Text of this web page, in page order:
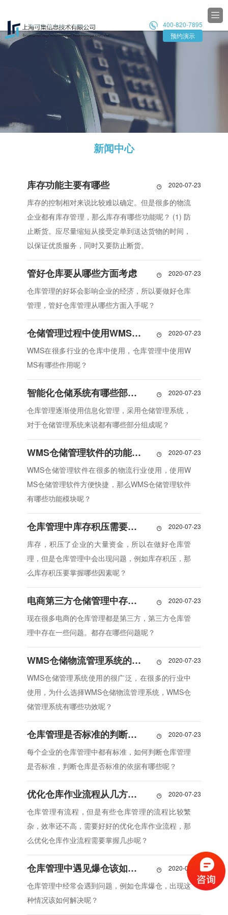

预约演示
 400-820-7895
新闻中心
库存功能主要有哪些 2020-07-23
库存的控制相对来说比较难以确定。但是很多的物流
企业都有库存管理，那么库存有哪些功能呢？ (1) 防
止断货。应尽量缩短从接受定单到送达货物的时间，
以保证优质服务，同时又要防止断货。
管好仓库要从哪些方面考虑 2020-07-23
仓库管理的好坏会影响企业的经济，所以要做好仓库
管理，管好仓库管理从哪些方面入手呢？
仓储管理过程中使用WMS有哪些作用 2020-07-23
WMS在很多行业的仓库中使用，仓库管理中使用W
MS有哪些作用呢？
智能化仓储系统有哪些部分组成 2020-07-23
仓库管理逐渐使用信息化管理，采用仓储管理系统，
对于仓储管理系统来说都有哪些部分组成呢？
WMS仓储管理软件的功能模块，你了解多少 2020-07-23
WMS仓储管理软件在很多的物流行业使用，使用W
MS仓储管理软件方便快捷，那么WMS仓储管理软件
有哪些功能模块呢？
仓库管理中库存积压需要掌握哪些因素 2020-07-23
库存，积压了企业的大量资金，所以在做好仓库管
理，但是仓库管理中会出现问题，例如库存积压，那
么库存积压要掌握哪些因素呢？
电商第三方仓储管理中存在哪些问题 2020-07-23
现在很多电商的仓库管理都是第三方，第三方仓库管
理中存在一些问题。都存在哪些问题呢？
WMS仓储物流管理系统的功效有哪些需要了解 2020-07-23
WMS仓储管理系统使用的很广泛，在很多的行业中
使用，为什么选择WMS仓储物流管理系统，WMS仓
储管理系统有哪些功效呢？
仓库管理是否标准的判断依据 2020-07-23
每个企业的仓库管理中都有标准，如何判断仓库管理
是否标准，判断仓库是否标准的依据有哪些呢？
优化仓库作业流程从几方面入手 2020-07-23
仓库管理有流程，但是有些仓库管理的流程比较繁
杂，效率还不高，需要好好的优化仓库作业流程，那
么优化仓库作业流程需要掌握几步呢？
仓库管理中遇见爆仓该如何解决 2020-07-23
仓库管理中经常会遇到问题，例如仓库爆仓，出现这
种情况该如何解决呢？